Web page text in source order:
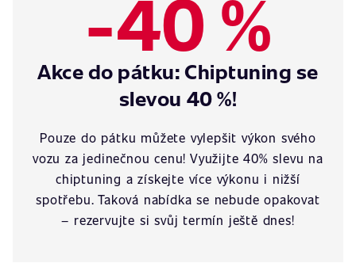
-40 %
Akce do pátku: Chiptuning se
slevou 40 %!
Pouze do pátku můžete vylepšit výkon svého
vozu za jedinečnou cenu! Využijte 40% slevu na
chiptuning a získejte více výkonu i nižší
spotřebu. Taková nabídka se nebude opakovat
– rezervujte si svůj termín ještě dnes!